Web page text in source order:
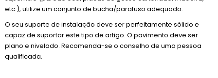
etc.), utilize um conjunto de bucha/parafuso adequado.
O seu suporte de instalação deve ser perfeitamente sólido e
capaz de suportar este tipo de artigo. O pavimento deve ser
plano e nivelado. Recomenda-se o conselho de uma pessoa
qualificada.